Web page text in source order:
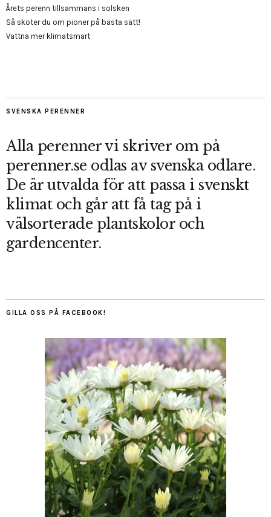
Årets perenn tillsammans i solsken
Så sköter du om pioner på bästa sätt!
Vattna mer klimatsmart
SVENSKA PERENNER
Alla perenner vi skriver om på
perenner.se odlas av svenska odlare.
De är utvalda för att passa i svenskt
klimat och går att få tag på i
välsorterade plantskolor och
gardencenter.
GILLA OSS PÅ FACEBOOK!